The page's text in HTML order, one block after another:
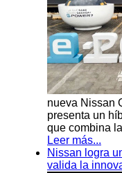
nueva Nissan
presenta un
que combina
Leer más...
Nissan logra
valida la